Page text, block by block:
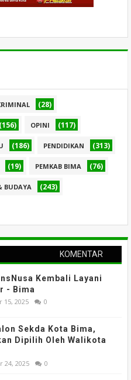
(28)
(156) OPINI (117)
(186) PENDIDIKAN (313)
(19) PEMKAB BIMA (76)
BUDAYA (243)
KOMENTAR
Kembali Layani
- Bima
15, 2025 0
Sekda Kota Bima,
Dipilih Oleh Walikota
24, 2025 0